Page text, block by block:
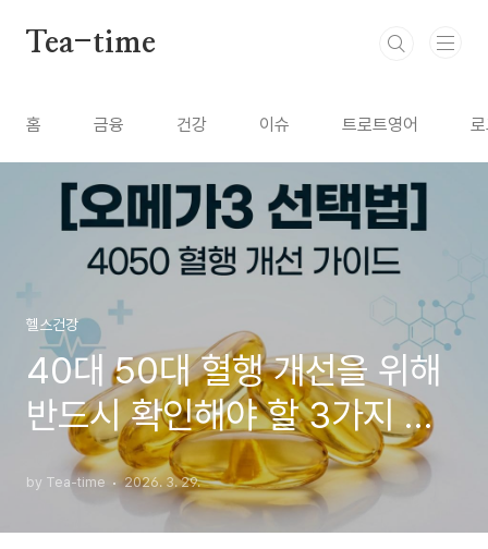
Tea-time
홈 금융 건강 이슈 트로트영어
헬스건강
40대 50대 혈행 개선을 위해
반드시 확인해야 할 3가지 기
by Tea-time 2026. 3. 29.